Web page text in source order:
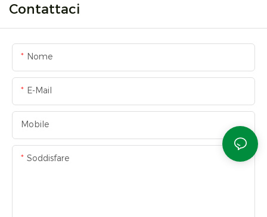
Contattaci
Nome
E-Mail
Mobile
Soddisfare